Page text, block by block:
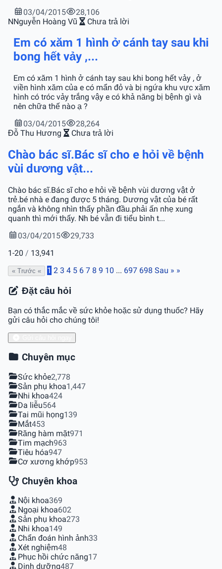
03/04/2015
28,106
NNguyễn Hoàng Vũ Chưa trả lời
Em có xăm 1 hình ở cánh tay sau khi
bong hết vảy ,...
Em có xăm 1 hình ở cánh tay sau khi bong hết vảy , ở
viền hình xăm của e có mẩn đỏ và bị ngứa khu vực xăm
hình có tróc vảy trắng vậy e có khả năng bị bệnh gì và
nên chữa thế nào ạ ?
03/04/2015
28,264
Đỗ Thu Hương
Chưa trả lời
Chào bác sĩ.Bác sĩ cho e hỏi về bệnh
vùi dương vật...
Chào bác sĩ.Bác sĩ cho e hỏi về bệnh vùi dương vật ở
trẻ.bé nhà e đang được 5 tháng. Dương vật của bé rất
ngắn và không nhìn thấy phần đầu.phải ấn nhẹ xung
quanh thì mới thấy. Nh bé vẫn đi tiểu bình t...
03/04/2015
29,733
1-20 / 13,941
« Trước « 1 2 3 4 5 6 7 8 9 10 ... 697 698 Sau » »
Đặt câu hỏi
Bạn có thắc mắc về sức khỏe hoặc sử dụng thuốc? Hãy
gửi câu hỏi cho chúng tôi!
Chuyên mục
Sức khỏe2,778
Sản phụ khoa1,447
Nhi khoa424
Da liễu564
Tai mũi họng139
Mắt453
Răng hàm mặt971
Tim mạch963
Tiêu hóa947
Cơ xương khớp953
Chuyên khoa
Nội khoa369
Ngoại khoa602
Sản phụ khoa273
Nhi khoa149
Chẩn đoán hình ảnh33
Xét nghiệm48
Phục hồi chức năng17
Dinh dưỡng487